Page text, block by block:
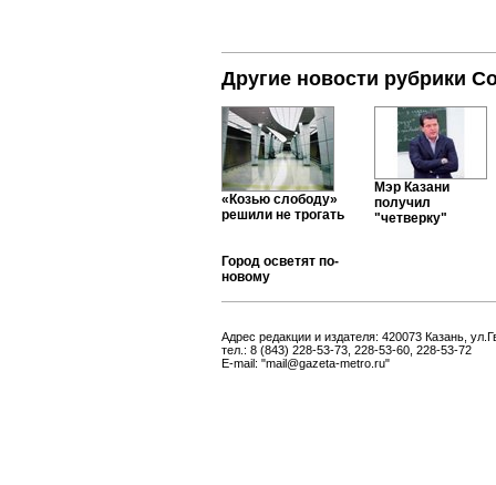
Другие новости рубрики
«Козью слободу»
решили не трогать
Мэр Казани
получил
"четверку"
Город осветят по-
новому
Адрес редакции и издателя: 420073 Казань,
тел.: 8 (843) 228-53-73, 228-53-60, 228-53-72
E-mail: "mail@gazeta-metro.ru"